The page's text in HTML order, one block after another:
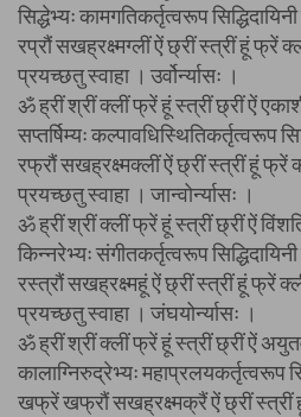
सिद्धेभ्यः कामगतिकर्तृत्वरूप
रप्रौं सखह्रक्ष्मग्लीं ऐं छ्रीं स्त्रीं हूं फ्रें
प्रयच्छतु स्वाहा । उर्वोर्न्यासः ।
ॐ ह्रीं श्रीं क्लीं फ्रें हूं स्त्रीं छ्रीं ऐं
सप्तर्षिम्यः कल्पावधिस्थितिकर्तृत्वरूप
रफ्रौं सखह्रक्ष्मक्लीं ऐं छ्रीं स्त्रीं हूं फ्रें
प्रयच्छतु स्वाहा । जान्वोर्न्यासः ।
ॐ ह्रीं श्रीं क्लीं फ्रें हूं स्त्रीं छ्रीं ऐं
किन्नरेभ्यः संगीतकर्तृत्वरूप
रस्त्रौं सखह्रक्ष्महूं ऐं छ्रीं स्त्रीं हूं फ्रें
प्रयच्छतु स्वाहा । जंघयोर्न्यासः ।
ॐ ह्रीं श्रीं क्लीं फ्रें हूं स्त्रीं छ्रीं ऐं
कालाग्निरुद्रेभ्यः महाप्रलयकर्तृत्वरूप
खफ्रें खफ्रौं सखह्रक्ष्मक्रैं ऐं छ्रीं स्त्रीं